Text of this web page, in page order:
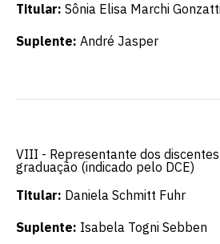
Titular: Sônia Elisa Marchi
Suplente: André Jasper
VIII - Representante dos
graduação (indicado pelo DCE)
Titular: Daniela Schmitt Fuhr
Suplente: Isabela Togni Sebben